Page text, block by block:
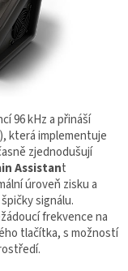
96 kHz a přináší
která implementuje
zjednodušují
Assistant
úroveň zisku a
signálu.
frekvence na
tlačítka, s možností